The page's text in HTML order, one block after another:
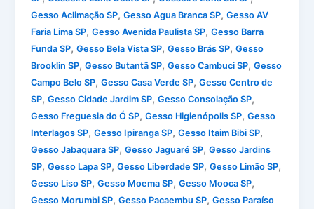
Gesso Aclimação SP,Gesso Agua Branca SP,Gesso AV
Faria Lima SP,Gesso Avenida Paulista SP,Gesso Barra
Funda SP,Gesso Bela Vista SP,Gesso Brás SP,Gesso
Brooklin SP,Gesso Butantã SP,Gesso Cambuci SP,Gesso
Campo Belo SP,Gesso Casa Verde SP,Gesso Centro de
SP,Gesso Cidade Jardim SP,Gesso Consolação SP,
Gesso Freguesia do Ó SP,Gesso Higienópolis SP,Gesso
Interlagos SP,Gesso Ipiranga SP,Gesso Itaim Bibi SP,
Gesso Jabaquara SP,Gesso Jaguaré SP,Gesso Jardins
SP,Gesso Lapa SP,Gesso Liberdade SP,Gesso Limão SP,
Gesso Liso SP,Gesso Moema SP,Gesso Mooca SP,
Gesso Morumbi SP,Gesso Pacaembu SP,Gesso Paraíso